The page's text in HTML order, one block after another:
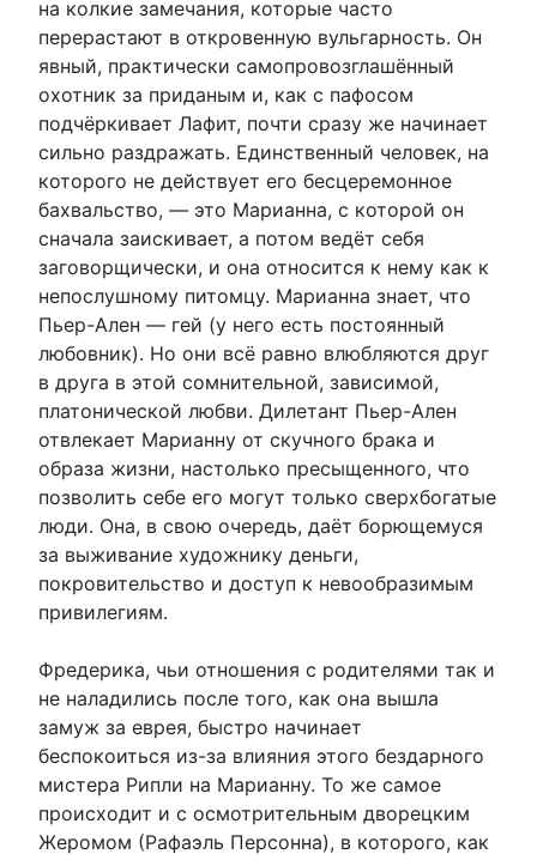
на колкие замечания, которые часто
перерастают в откровенную вульгарность. Он
явный, практически самопровозглашённый
охотник за приданым и, как с пафосом
подчёркивает Лафит, почти сразу же начинает
сильно раздражать. Единственный человек, на
которого не действует его бесцеремонное
бахвальство, — это Марианна, с которой он
сначала заискивает, а потом ведёт себя
заговорщически, и она относится к нему как к
непослушному питомцу. Марианна знает, что
Пьер-Ален — гей (у него есть постоянный
любовник). Но они всё равно влюбляются друг
в друга в этой сомнительной, зависимой,
платонической любви. Дилетант Пьер-Ален
отвлекает Марианну от скучного брака и
образа жизни, настолько пресыщенного, что
позволить себе его могут только сверхбогатые
люди. Она, в свою очередь, даёт борющемуся
за выживание художнику деньги,
покровительство и доступ к невообразимым
привилегиям.
Фредерика, чьи отношения с родителями так и
не наладились после того, как она вышла
замуж за еврея, быстро начинает
беспокоиться из-за влияния этого бездарного
мистера Рипли на Марианну. То же самое
происходит и с осмотрительным дворецким
Жеромом (Рафаэль Персонна), в которого, как